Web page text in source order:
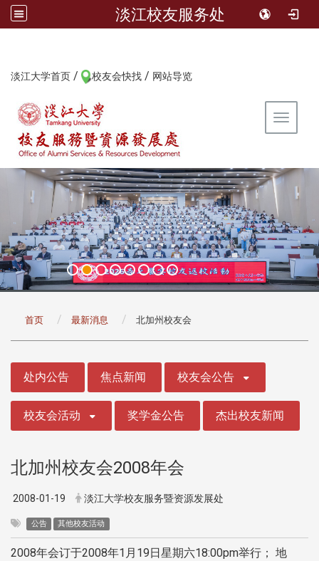
淡江校友服务处
淡江大学首页 / 校友会快找 / 网站导览
Toggle
首页 最新消息 北加州校友会
处内公告 焦点新闻 校友会公告
校友会活动 奖学金公告 杰出校友新闻
北加州校友会2008年会
2008-01-19 淡江大学校友服务暨资源发展处
公告 其他校友活动
2008年会订于2008年1月19日星期六18:00pm举行； 地